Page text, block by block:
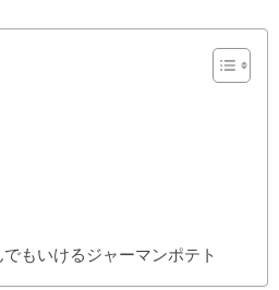
もいけるジャーマンポテト